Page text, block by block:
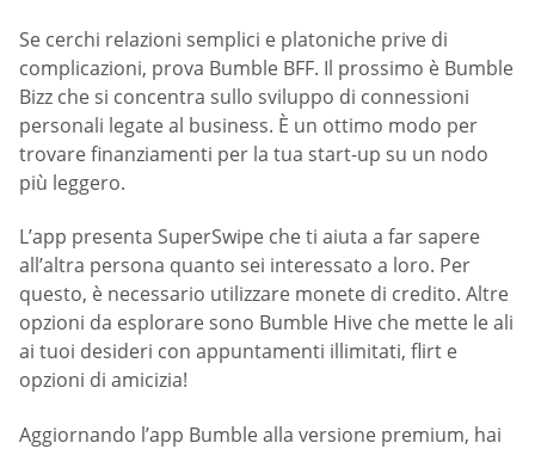
Se cerchi relazioni semplici e platoniche prive di
complicazioni, prova Bumble BFF. Il prossimo è Bumble
Bizz che si concentra sullo sviluppo di connessioni
personali legate al business. È un ottimo modo per
trovare finanziamenti per la tua start-up su un nodo
più leggero.
L’app presenta SuperSwipe che ti aiuta a far sapere
all’altra persona quanto sei interessato a loro. Per
questo, è necessario utilizzare monete di credito. Altre
opzioni da esplorare sono Bumble Hive che mette le ali
ai tuoi desideri con appuntamenti illimitati, flirt e
opzioni di amicizia!
Aggiornando l’app Bumble alla versione premium, hai